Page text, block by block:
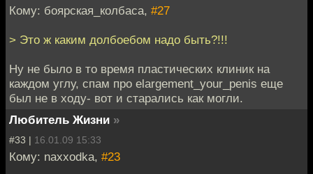
Кому: боярская_колбаса, #27
> Это ж каким долбоебом надо быть?!!!
Ну не было в то время пластических клиник на
каждом углу, спам про elargement_your_penis еще
был не в ходу- вот и старались как могли.
Любитель Жизни »
#33 | 16.01.09 15:33
Кому: naxxodka, #23